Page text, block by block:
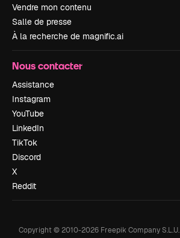
Vendre mon contenu
Salle de presse
À la recherche de magnific.ai
Nous contacter
Assistance
Instagram
YouTube
LinkedIn
TikTok
Discord
X
Reddit
Copyright © 2010-2026 Freepik Company S.L.U.